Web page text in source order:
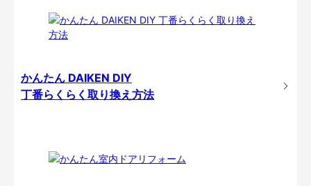
かんたん DAIKEN DIY
丁番らくらく取り換え方法